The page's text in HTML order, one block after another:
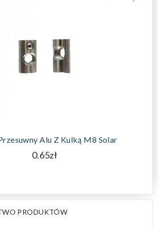
Alu Z Kulką M8 Solar
0.65zł
PRODUKTÓW